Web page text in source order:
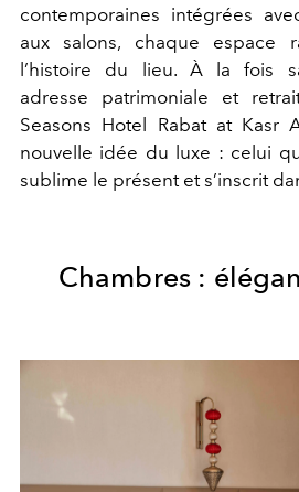
contemporaines intégrées
aux salons, chaque espace
l’histoire du lieu. À la fois
adresse patrimoniale et
Seasons Hotel Rabat at Kasr
nouvelle idée du luxe : celui
sublime le présent et s’inscrit
Chambres :